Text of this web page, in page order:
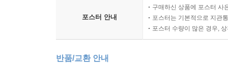
포스터 안내
구매하신 상품에 포스터 사
포스터는 기본적으로 지관
포스터 수량이 많은 경우,
반품/교환 안내